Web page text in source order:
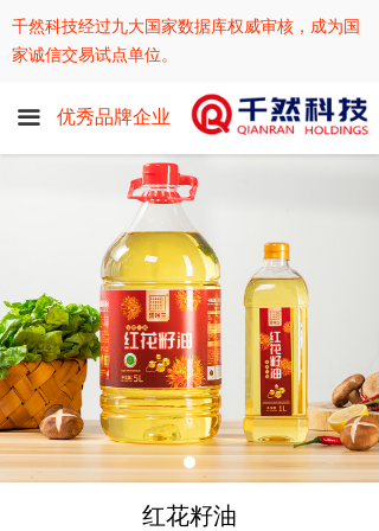
끀
首页
企业荣誉
益生菌
红花籽油
新闻资讯
联系我们
千然科技经过九大国家数据库权威审核，成为国
家诚信交易试点单位。
优秀品牌企业
红花籽油